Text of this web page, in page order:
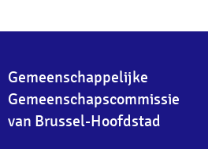
Gemeenschappelijke
Gemeenschapscommissie
van Brussel-Hoofdstad